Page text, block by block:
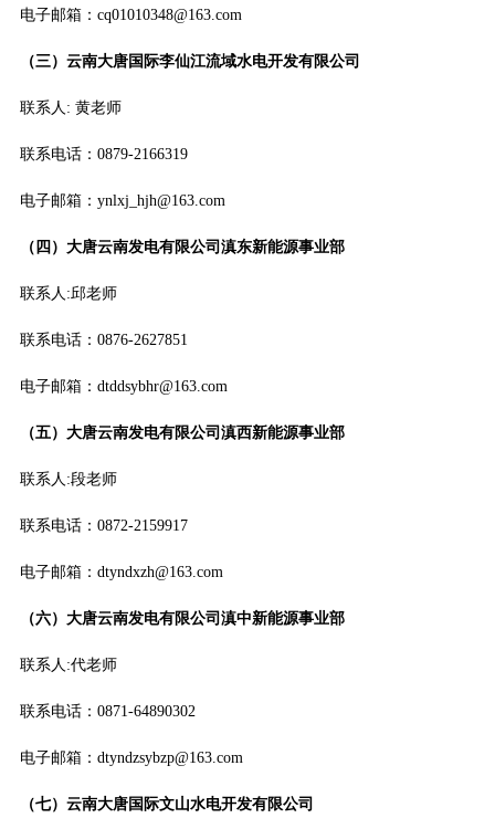
电子邮箱：cq01010348@163.com
（三）云南大唐国际李仙江流域水电开发有限公司
联系人: 黄老师
联系电话：0879-2166319
电子邮箱：ynlxj_hjh@163.com
（四）大唐云南发电有限公司滇东新能源事业部
联系人:邱老师
联系电话：0876-2627851
电子邮箱：dtddsybhr@163.com
（五）大唐云南发电有限公司滇西新能源事业部
联系人:段老师
联系电话：0872-2159917
电子邮箱：dtyndxzh@163.com
（六）大唐云南发电有限公司滇中新能源事业部
联系人:代老师
联系电话：0871-64890302
电子邮箱：dtyndzsybzp@163.com
（七）云南大唐国际文山水电开发有限公司